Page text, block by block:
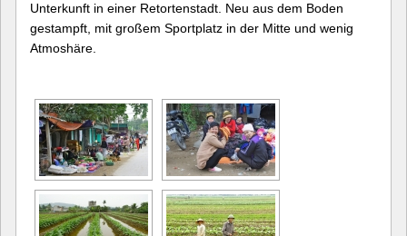
Unterkunft in einer Retortenstadt. Neu aus dem Boden
gestampft, mit großem Sportplatz in der Mitte und wenig
Atmoshäre.